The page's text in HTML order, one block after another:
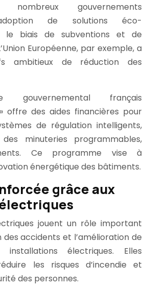
nombreux gouvernements
de solutions éco-
le biais de subventions et de
Européenne, par exemple, a
ambitieux de réduction des
gouvernemental français
offre des aides financières pour
de régulation intelligents,
minuteries programmables,
Ce programme vise à
énergétique des bâtiments.
grâce aux
jouent un rôle important
accidents et l’amélioration de
électriques. Elles
les risques d’incendie et
des personnes.